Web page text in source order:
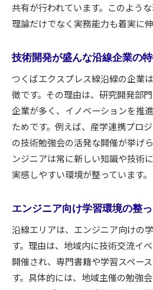
共有が行われています。このような
理論だけでなく実務能力も着実に
技術開発が盛んな沿線企業の
つくばエクスプレス線沿線の企業
徴です。その理由は、研究開発部
企業が多く、イノベーションを推
ためです。例えば、産学連携プロ
の技術勉強会の活発な開催が挙げ
ンジニアは常に新しい知識や技術
実感しやすい環境が整っています。
エンジニア向け学習環境の整
沿線エリアは、エンジニア向けの
す。理由は、地域内に技術交流イ
開催され、専門書籍や学習スペー
す。具体的には、地域主催の勉強